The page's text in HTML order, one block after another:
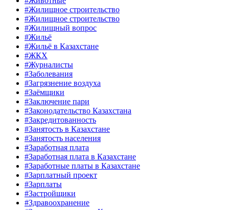
#Жилищное строительство
#Жилищное строительство
#Жилищный вопрос
#Жильё
#Жильё в Казахстане
#ЖКХ
#Журналисты
#Заболевания
#Загрязнение воздуха
#Заёмщики
#Заключение пари
#Законодательство Казахстана
#Закредитованность
#Занятость в Казахстане
#Занятость населения
#Заработная плата
#Заработная плата в Казахстане
#Заработные платы в Казахстане
#Зарплатный проект
#Зарплаты
#Застройщики
#Здравоохранение